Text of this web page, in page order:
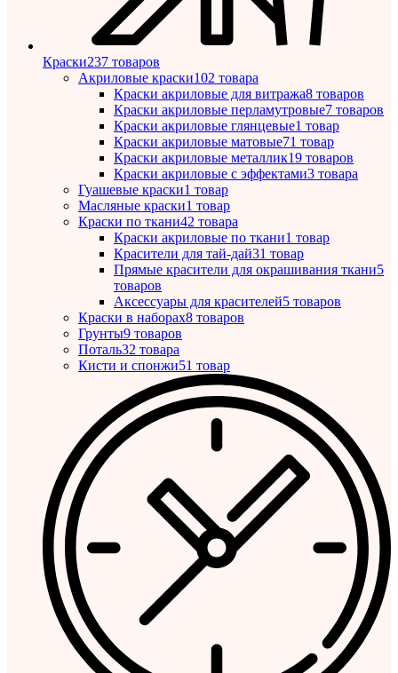
Краски237 товаров
Акриловые краски102 товара
Краски акриловые для витража8 товаров
Краски акриловые перламутровые7 товаров
Краски акриловые глянцевые1 товар
Краски акриловые матовые71 товар
Краски акриловые металлик19 товаров
Краски акриловые с эффектами3 товара
Гуашевые краски1 товар
Масляные краски1 товар
Краски по ткани42 товара
Краски акриловые по ткани1 товар
Красители для тай-дай31 товар
Прямые красители для окрашивания ткани5
товаров
Аксессуары для красителей5 товаров
Краски в наборах8 товаров
Грунты9 товаров
Поталь32 товара
Кисти и спонжи51 товар